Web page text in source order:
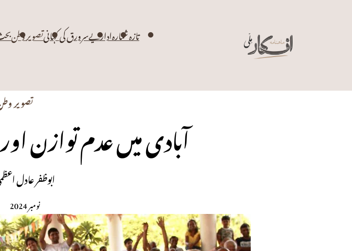
تازہ شمارہاداریےسرورق کی کہانیتصویر وطن
تصویر
آبادی میں عدم
ابوظفر عادل
نومبر 2024